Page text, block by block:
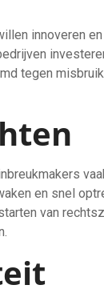
innoveren
tegen
en snel
van